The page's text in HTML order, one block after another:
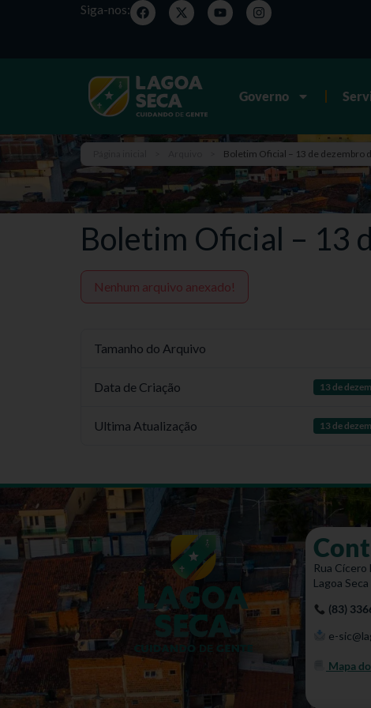
Siga-nos:
Governo
Boletim Oficial – 13 de dezembro
Boletim Oficial – 13
Nenhum arquivo anexado!
Tamanho do Arquivo
Data de Criação 13 de
Ultima Atualização 13 de
Rua
Lagoa
(83)
e-
Mapa